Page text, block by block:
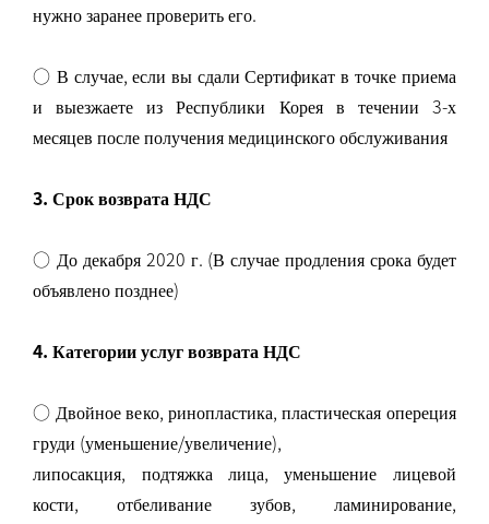
нужно заранее проверить его.
○ В случае, если вы сдали Сертификат в точке приема
и выезжаете из Республики Корея в течении 3-х
месяцев после получения медицинского обслуживания
3. Срок возврата НДС
○ До декабря 2020 г. (В случае продления срока будет
объявлено позднее)
4. Категории услуг возврата НДС
○ Двойное веко, ринопластика, пластическая опереция
груди (уменьшение/увеличение),
липосакция, подтяжка лица, уменьшение лицевой
кости, отбеливание зубов, ламинирование,